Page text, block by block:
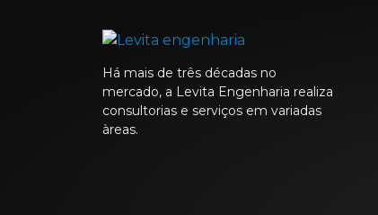
Há mais de três décadas no
mercado, a Levita Engenharia realiza
consultorias e serviços em variadas
àreas.